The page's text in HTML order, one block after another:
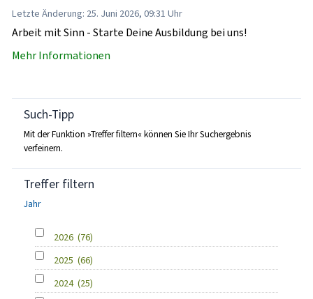
Letzte Änderung: 25. Juni 2026, 09:31 Uhr
Arbeit mit Sinn - Starte Deine Ausbildung bei uns!
Mehr Informationen
Such-Tipp
Mit der Funktion »Treffer filtern« können Sie Ihr Suchergebnis
verfeinern.
Treffer filtern
Jahr
2026 (76)
2025 (66)
2024 (25)